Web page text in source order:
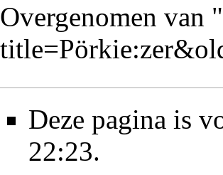
Overgenomen van "
Deze pagina is
22:23.